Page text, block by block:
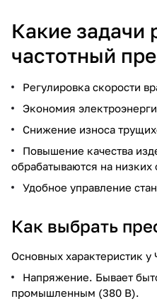
Какие задачи
частотный
Регулировка скорости
Экономия
Снижение износа
Повышение качества
обрабатываются на низких
Удобное управление
Как выбрать
Основных характеристик
Напряжение. Бывает
промышленным (380 В).